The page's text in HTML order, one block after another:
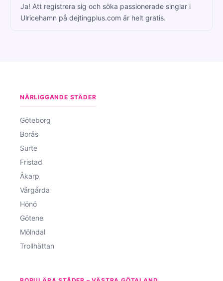
Ja! Att registrera sig och söka passionerade singlar i
Ulricehamn på dejtingplus.com är helt gratis.
NÄRLIGGANDE STÄDER
Göteborg
Borås
Surte
Fristad
Åkarp
Vårgårda
Hönö
Götene
Mölndal
Trollhättan